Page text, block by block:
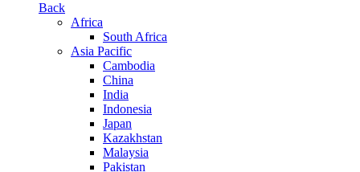
Back
Africa
South Africa
Asia Pacific
Cambodia
China
India
Indonesia
Japan
Kazakhstan
Malaysia
Pakistan